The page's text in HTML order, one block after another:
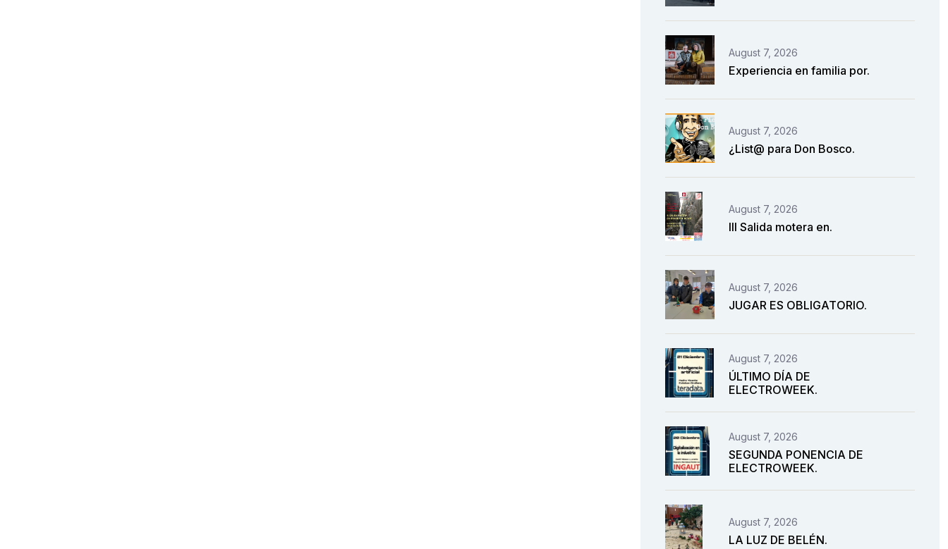
August 7, 2026
Experiencia en familia por.
August 7, 2026
¿List@ para Don Bosco.
August 7, 2026
III Salida motera en.
August 7, 2026
JUGAR ES OBLIGATORIO.
August 7, 2026
ÚLTIMO DÍA DE
ELECTROWEEK.
August 7, 2026
SEGUNDA PONENCIA DE
ELECTROWEEK.
August 7, 2026
LA LUZ DE BELÉN.